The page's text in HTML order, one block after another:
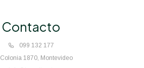
Contacto
099 132 177
Colonia 1870, Montevideo